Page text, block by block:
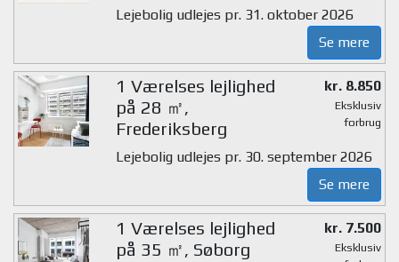
Lejebolig udlejes pr. 31. oktober 2026
Se mere
1 Værelses lejlighed
på 28 ㎡,
Frederiksberg
kr. 8.850
Eksklusiv
forbrug
Lejebolig udlejes pr. 30. september 2026
Se mere
1 Værelses lejlighed
på 35 ㎡, Søborg
kr. 7.500
Eksklusiv